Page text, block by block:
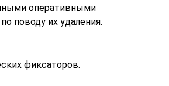
оперативными
поводу их удаления.
фиксаторов.